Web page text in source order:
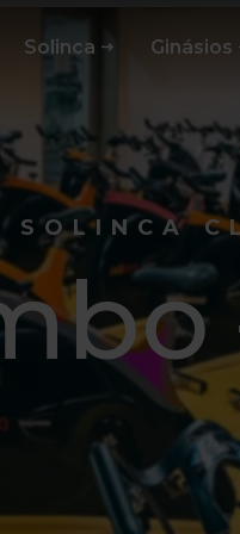
Solinca Ginásios
SOLINCA